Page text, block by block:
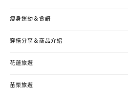
瘦身運動＆食譜
穿搭分享＆商品介紹
花蓮旅遊
苗栗旅遊